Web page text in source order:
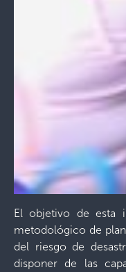
El objetivo de esta
metodológico de
del riesgo de
disponer de las